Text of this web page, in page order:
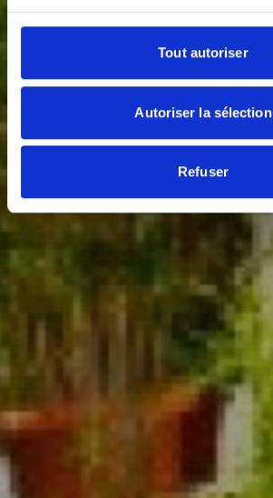
Tout autoriser
Autoriser la sélection
Refuser